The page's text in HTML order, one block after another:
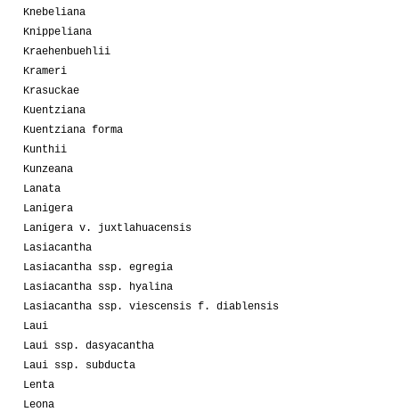
Knebeliana
Knippeliana
Kraehenbuehlii
Krameri
Krasuckae
Kuentziana
Kuentziana forma
Kunthii
Kunzeana
Lanata
Lanigera
Lanigera v. juxtlahuacensis
Lasiacantha
Lasiacantha ssp. egregia
Lasiacantha ssp. hyalina
Lasiacantha ssp. viescensis f. diablensis
Laui
Laui ssp. dasyacantha
Laui ssp. subducta
Lenta
Leona